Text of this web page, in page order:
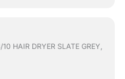
HAIR DRYER SLATE GREY,